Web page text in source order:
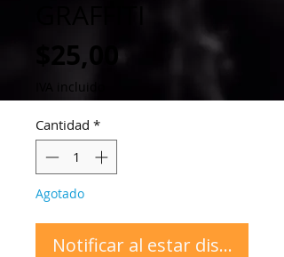
$25,00Precio
IVA incluido
Cantidad *
Agotado
Notificar al estar disponible